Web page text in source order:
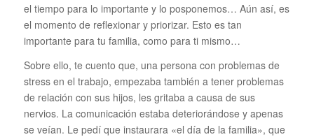
el tiempo para lo importante y lo posponemos… Aún así, es
el momento de reflexionar y priorizar. Esto es tan
importante para tu familia, como para ti mismo…
Sobre ello, te cuento que, una persona con problemas de
stress en el trabajo, empezaba también a tener problemas
de relación con sus hijos, les gritaba a causa de sus
nervios. La comunicación estaba deteriorándose y apenas
se veían. Le pedí que instaurara «el día de la familia», que